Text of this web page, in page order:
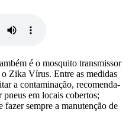
é o mosquito transmissor
Zika Vírus. Entre as medidas
a contaminação, recomenda-
em locais cobertos;
fazer sempre a manutenção de